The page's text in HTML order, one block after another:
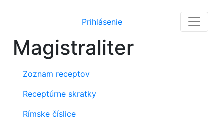
Prihlásenie
Magistraliter
Zoznam receptov
Receptúrne skratky
Rímske číslice